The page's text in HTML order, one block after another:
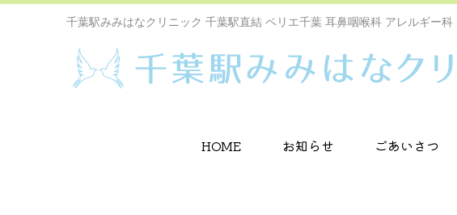
千葉駅みみはなクリニック 千葉駅直結 ペリエ千葉 耳鼻咽喉科 アレルギー科
HOME お知らせ ごあいさつ